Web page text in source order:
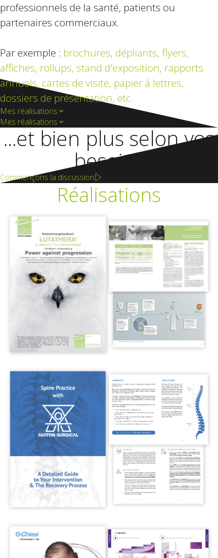
professionnels de la santé, patients ou
partenaires commerciaux.
Par exemple : brochures, dépliants, flyers,
affiches, rollups, stand d'exposition, rapports
annuels, cartes de visite, papier à lettres,
dossiers de présentation, etc.
Mes réalisations
Mes réalisations
...et bien plus selon vos
besoins
Commençons la discussion
Réalisations